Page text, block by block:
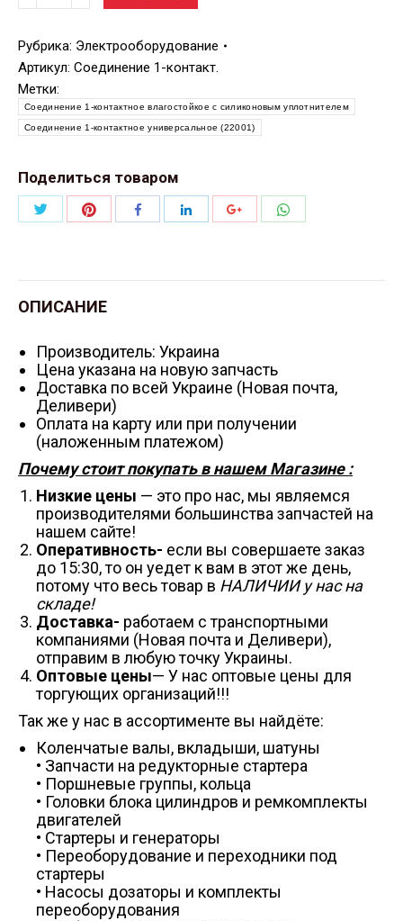
Рубрика: Электрооборудование
Артикул: Соединение 1-контакт.
Метки:
Соединение 1-контактное влагостойкое с силиконовым уплотнителем
Соединение 1-контактное универсальное (22001)
Поделиться товаром
ПоделитьсяПоделитьсяПоделитьсяПоделитьсяПоделиться
ОПИСАНИЕ
Производитель: Украина
Цена указана на новую запчасть
Доставка по всей Украине (Новая почта,
Деливери)
Оплата на карту или при получении
(наложенным платежом)
Почему стоит покупать в нашем Магазине :
Низкие цены — это про нас, мы являемся
производителями большинства запчастей на
нашем сайте!
Оперативность- если вы совершаете заказ
до 15:30, то он уедет к вам в этот же день,
потому что весь товар в НАЛИЧИИ у нас на
складе!
Доставка- работаем с транспортными
компаниями (Новая почта и Деливери),
отправим в любую точку Украины.
Оптовые цены— У нас оптовые цены для
торгующих организаций!!!
Так же у нас в ассортименте вы найдёте:
Коленчатые валы, вкладыши, шатуны
• Запчасти на редукторные стартера
• Поршневые группы, кольца
• Головки блока цилиндров и ремкомплекты
двигателей
• Стартеры и генераторы
• Переоборудование и переходники под
стартеры
• Насосы дозаторы и комплекты
переоборудования